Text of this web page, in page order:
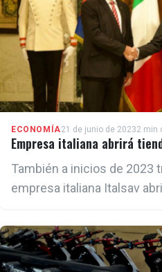
ECONOMÍA21 de junio de 20232 min
Empresa italiana abrirá
También a inicios de 2023
empresa italiana Italsav
de forma mixta con el